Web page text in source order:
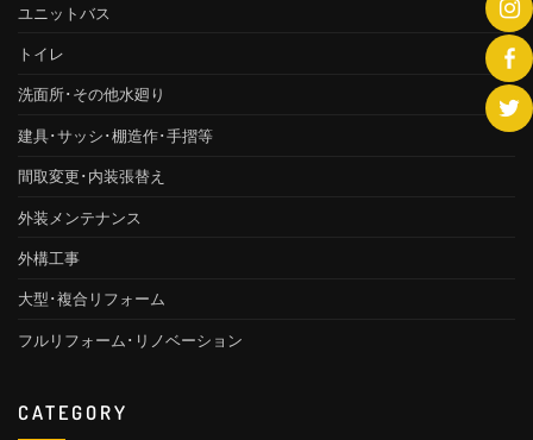
ユニットバス
トイレ
洗面所･その他水廻り
建具･サッシ･棚造作･手摺等
間取変更･内装張替え
外装メンテナンス
外構工事
大型･複合リフォーム
フルリフォーム･リノベーション
CATEGORY